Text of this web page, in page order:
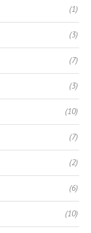
(1)
(3)
(7)
(3)
(10)
(7)
(2)
(6)
(10)